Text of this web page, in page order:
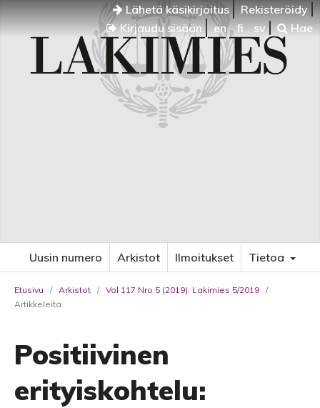
Lähetä käsikirjoitus
Rekisteröidy
Kirjaudu sisään
en fi sv Hae
Uusin numero Arkistot Ilmoitukset Tietoa
Etusivu / Arkistot / Vol 117 Nro 5 (2019): Lakimies 5/2019 /
Artikkeleita
Positiivinen
erityiskohtelu: